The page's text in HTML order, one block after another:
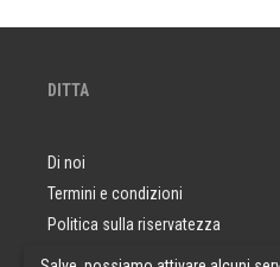
DITTA
Di noi
Termini e condizioni
Politica sulla riservatezza
Domande e risposte